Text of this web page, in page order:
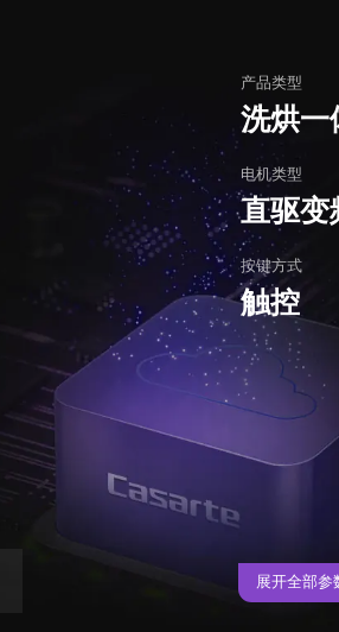
产品类型
洗烘一
电机类型
直驱变
按键方式
触控
展开全部参